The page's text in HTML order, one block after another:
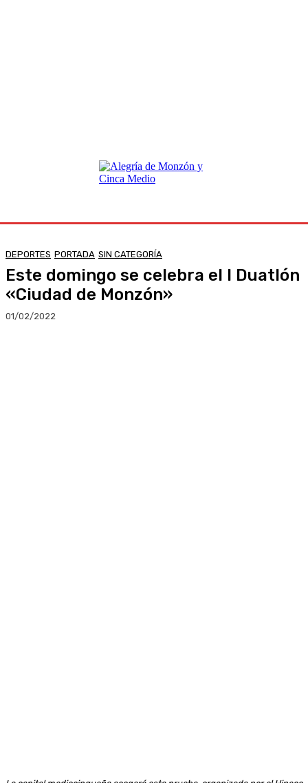
DEPORTES PORTADA SIN CATEGORÍA
Este domingo se celebra el I Duatlón
«Ciudad de Monzón»
01/02/2022